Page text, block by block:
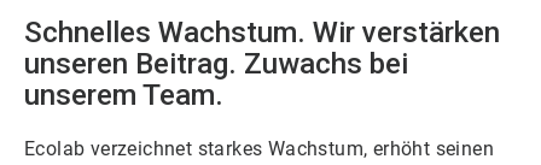
Schnelles Wachstum. Wir verstärken
unseren Beitrag. Zuwachs bei
unserem Team.
Ecolab verzeichnet starkes Wachstum, erhöht seinen